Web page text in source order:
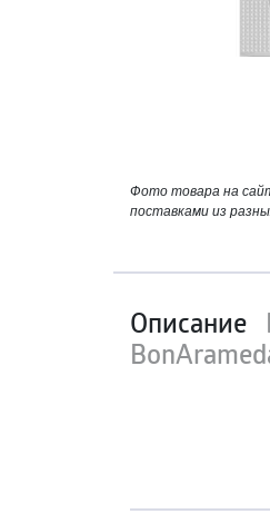
Фото товара на
поставками из
Описание